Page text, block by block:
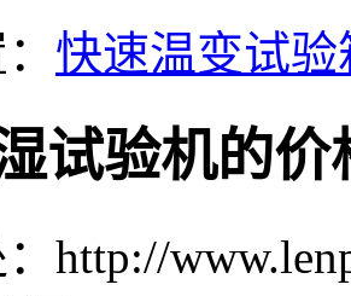
快速温变试验
试验机的价
http://